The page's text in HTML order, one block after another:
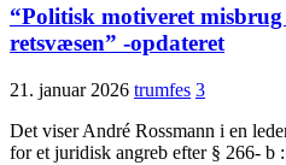
“Politisk motiveret
retsvæsen” -opdateret
21. januar 2026 trumfes 3
Det viser André Rossmann i en
for et juridisk angreb efter § 266- b